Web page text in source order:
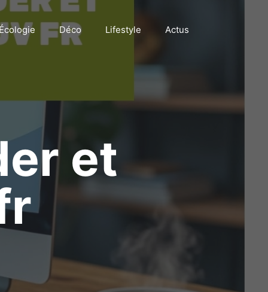
Écologie Déco Lifestyle Actus
et